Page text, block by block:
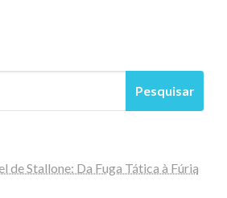
Pesquisar
de Stallone: Da Fuga Tática à Fúria